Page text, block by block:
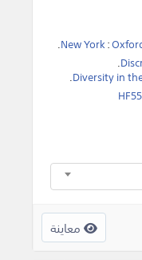
New York:
.
.
Diversity in
.
معاينة